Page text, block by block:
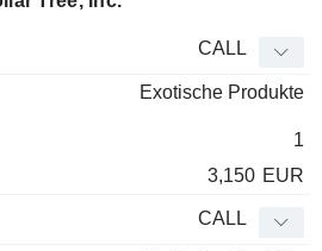
KursCALL
Exotische Produkte
1
3,150 EUR
CALL